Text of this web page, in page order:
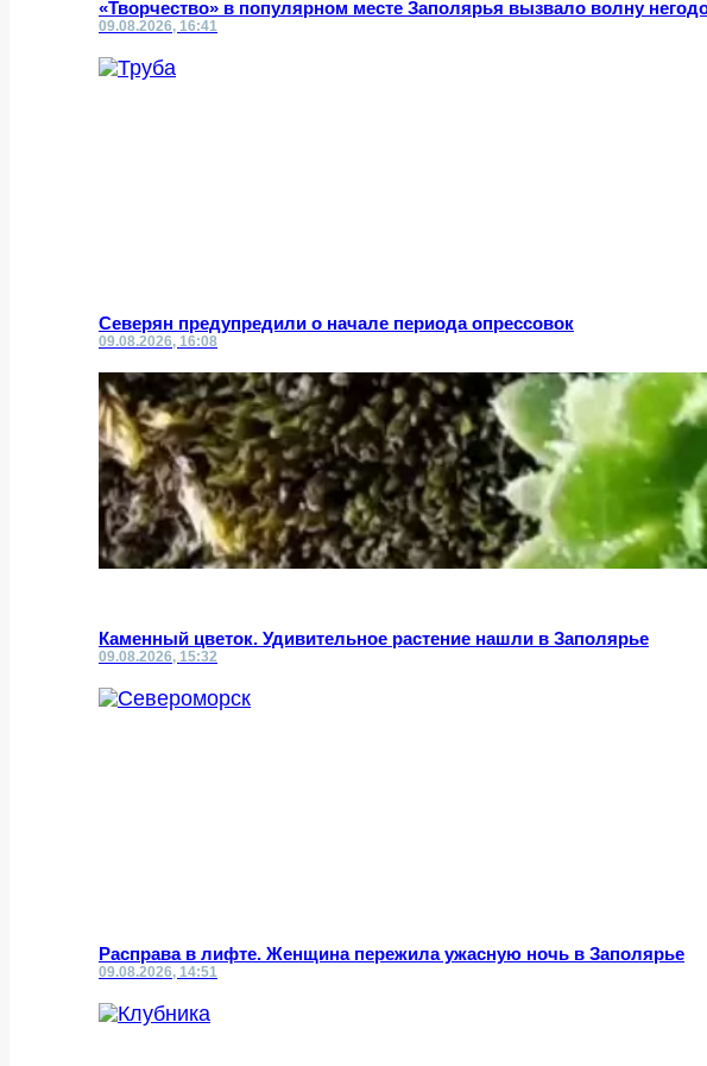
«Творчество» в популярном месте Заполярья вызвало волну
09.08.2026, 16:41
Северян предупредили о начале периода опрессовок
09.08.2026, 16:08
Каменный цветок. Удивительное растение нашли в Заполярье
09.08.2026, 15:32
Расправа в лифте. Женщина пережила ужасную ночь в Заполярье
09.08.2026, 14:51